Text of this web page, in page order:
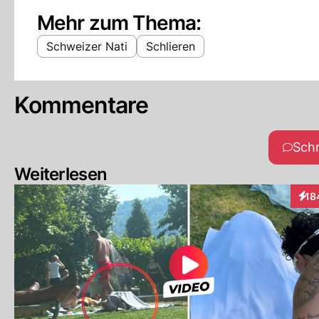
Mehr zum Thema:
Schweizer Nati Schlieren
Kommentare
Weiterlesen